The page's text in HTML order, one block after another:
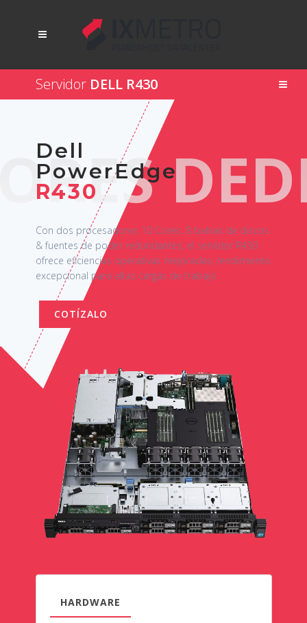
Servidor DELL R430
Dell
PowerEdge
R430
Con dos procesadores 10 Cores, 8 bahias de discos
& fuentes de poder redundantes, el servidor R430
ofrece eficiencias operativas mejoradas, rendimiento
excepcional para altas cargas de trabajo.
COTÍZALO
HARDWARE